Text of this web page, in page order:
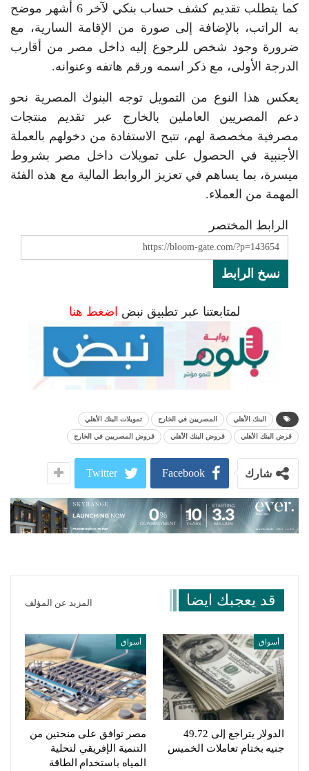
كما يتطلب تقديم كشف حساب بنكي لآخر 6 أشهر موضح
به الراتب، بالإضافة إلى صورة من الإقامة السارية، مع
ضرورة وجود شخص للرجوع إليه داخل مصر من أقارب
الدرجة الأولى، مع ذكر اسمه ورقم هاتفه وعنوانه.
يعكس هذا النوع من التمويل توجه البنوك المصرية نحو
دعم المصريين العاملين بالخارج عبر تقديم منتجات
مصرفية مخصصة لهم، تتيح الاستفادة من دخولهم بالعملة
الأجنبية في الحصول على تمويلات داخل مصر بشروط
ميسرة، بما يساهم في تعزيز الروابط المالية مع هذه الفئة
المهمة من العملاء.
الرابط المختصر
نسخ الرابط
لمتابعتنا عبر تطبيق نبض اضغط هنا
البنك الأهلي المصريين في الخارج تمويلات البنك الأهلي
قرض البنك الأهلي قروض البنك الأهلي قروض المصريين في الخارج
شارك Facebook
Twitter
قد يعجبك ايضا المزيد عن المؤلف
أسواق
الدولار يتراجع إلى 49.72
جنيه بختام تعاملات الخميس
أسواق
مصر توافق على منحتين من
التنمية الإفريقي لتحلية
المياه باستخدام الطاقة